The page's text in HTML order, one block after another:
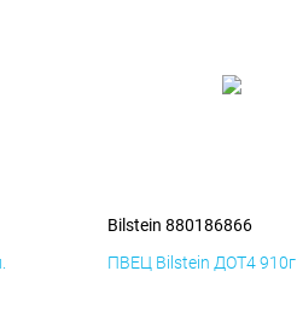
Bilstein 880186866
ПВЕЦ Bilstein ДОТ4 910г